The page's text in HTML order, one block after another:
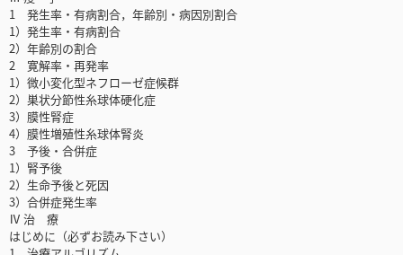
1 発生率・有病割合，年齢別・病因別割合
1）発生率・有病割合
2）年齢別の割合
2 寛解率・再発率
1）微小変化型ネフローゼ症候群
2）巣状分節性糸球体硬化症
3）膜性腎症
4）膜性増殖性糸球体腎炎
3 予後・合併症
1）腎予後
2）生命予後と死因
3）合併症発生率
Ⅳ 治 療
はじめに（必ずお読み下さい）